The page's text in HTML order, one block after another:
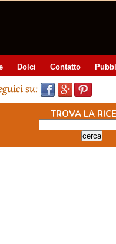
Dolci Contatto
TROVA LA